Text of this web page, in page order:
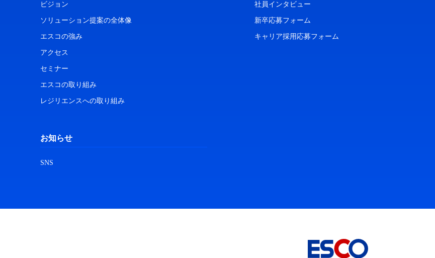
ビジョン
ソリューション提案の全体像
エスコの強み
アクセス
セミナー
エスコの取り組み
レジリエンスへの取り組み
お知らせ
SNS
社員インタビュー
新卒応募フォーム
キャリア採用応募フォーム